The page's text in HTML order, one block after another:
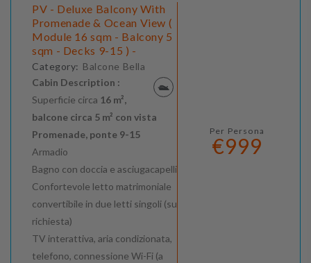
PV - Deluxe Balcony With
Promenade & Ocean View (
Module 16 sqm - Balcony 5
sqm - Decks 9-15 ) -
Category: Balcone Bella
Cabin Description :
Superficie circa 16 m²,
balcone circa 5 m² con vista
Promenade, ponte 9-15
Armadio
Bagno con doccia e asciugacapelli
Confortevole letto matrimoniale
convertibile in due letti singoli (su
richiesta)
TV interattiva, aria condizionata,
telefono, connessione Wi-Fi (a
Per Persona
€999